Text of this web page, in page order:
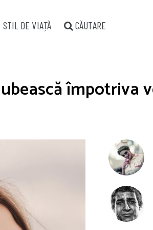
STIL DE VIAȚĂ CĂUTARE
împotriva